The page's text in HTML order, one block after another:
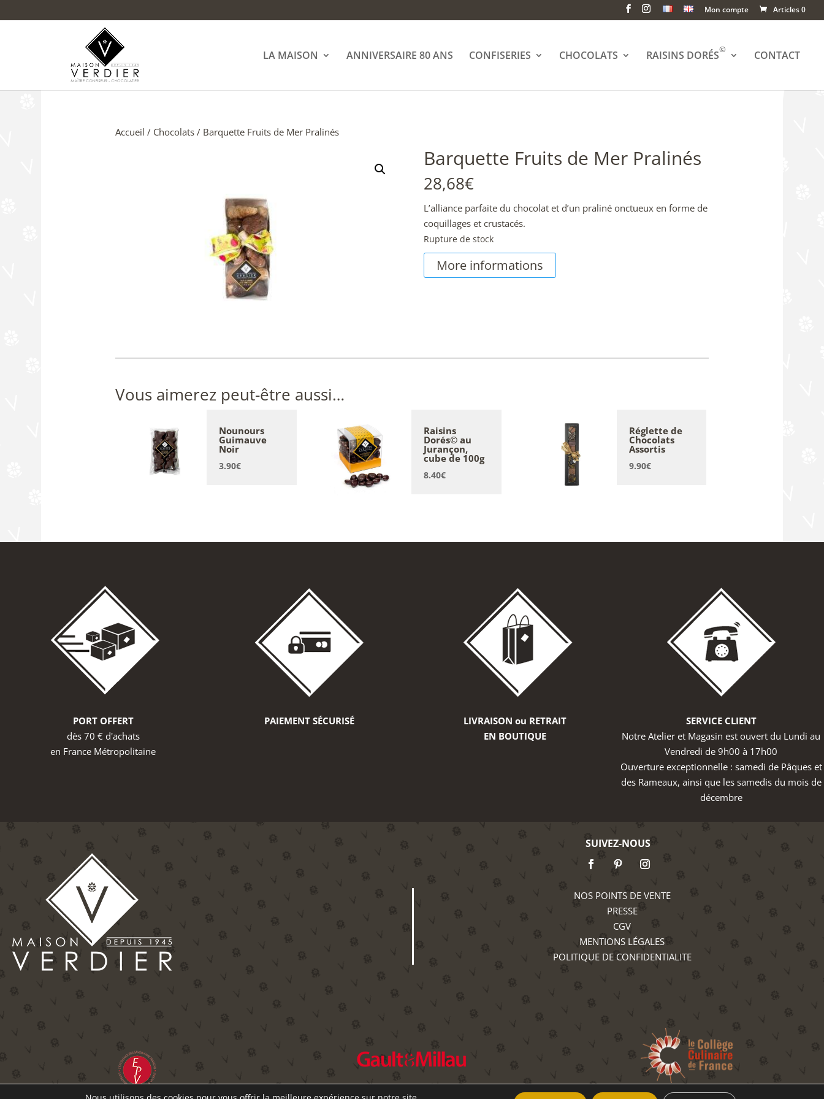
Mon compte Articles 0
LA MAISON ANNIVERSAIRE 80 ANS CONFISERIES CHOCOLATS RAISINS DORÉS© CONTACT
Accueil / Chocolats / Barquette Fruits de Mer Pralinés
Barquette Fruits de Mer Pralinés
28,68€
L’alliance parfaite du chocolat et d’un praliné onctueux en forme de
coquillages et crustacés.
Rupture de stock
More informations
Vous aimerez peut-être aussi…
Nounours
Guimauve
Noir
3.90€
Raisins
Dorés© au
Jurançon,
cube de 100g
8.40€
Réglette de
Chocolats
Assortis
9.90€
PORT OFFERT
dès 70 € d'achats
en France Métropolitaine
PAIEMENT SÉCURISÉ
LIVRAISON ou RETRAIT
EN BOUTIQUE
SERVICE CLIENT
Notre Atelier et Magasin est ouvert du Lundi au
Vendredi de 9h00 à 17h00
Ouverture exceptionnelle : samedi de Pâques et
des Rameaux, ainsi que les samedis du mois de
décembre
SUIVEZ-NOUS
NOS POINTS DE VENTE
PRESSE
CGV
MENTIONS LÉGALES
POLITIQUE DE CONFIDENTIALITE